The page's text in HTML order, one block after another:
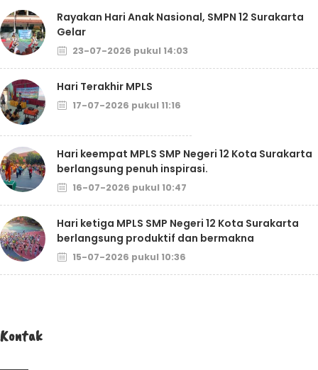
Rayakan Hari Anak Nasional, SMPN 12 Surakarta
Gelar
23-07-2026 pukul 14:03
Hari Terakhir MPLS
17-07-2026 pukul 11:16
Hari keempat MPLS SMP Negeri 12 Kota Surakarta
berlangsung penuh inspirasi.
16-07-2026 pukul 10:47
Hari ketiga MPLS SMP Negeri 12 Kota Surakarta
berlangsung produktif dan bermakna
15-07-2026 pukul 10:36
Kontak